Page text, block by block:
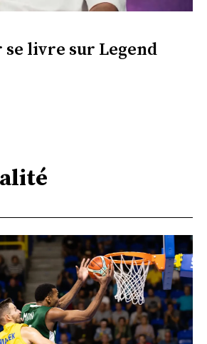
livre sur Legend